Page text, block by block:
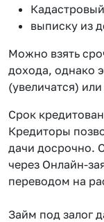
выписку из
Можно взять
дохода, однако
(увеличатся)
Срок
Кредиторы
дачи досрочно.
через Онлайн-
переводом на
Займ под залог